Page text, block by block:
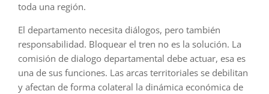
toda una región.
El departamento necesita diálogos, pero también
responsabilidad. Bloquear el tren no es la solución. La
comisión de dialogo departamental debe actuar, esa es
una de sus funciones. Las arcas territoriales se debilitan
y afectan de forma colateral la dinámica económica de